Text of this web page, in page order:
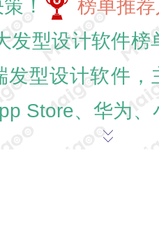
！
榜单推
发型设计软件榜
发型设计软件
Store、华为
载量、用户推
，欢迎在末尾评